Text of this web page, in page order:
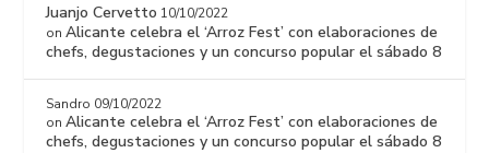
Juanjo Cervetto 10/10/2022
onAlicante celebra el ‘Arroz Fest’ con elaboraciones de
chefs, degustaciones y un concurso popular el sábado 8
Sandro 09/10/2022
onAlicante celebra el ‘Arroz Fest’ con elaboraciones de
chefs, degustaciones y un concurso popular el sábado 8